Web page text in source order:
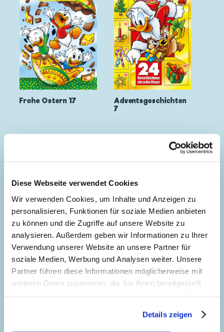
Diese Webseite verwendet Cookies
Wir verwenden Cookies, um Inhalte und Anzeigen zu
personalisieren, Funktionen für soziale Medien anbieten
zu können und die Zugriffe auf unsere Website zu
analysieren. Außerdem geben wir Informationen zu Ihrer
Verwendung unserer Website an unsere Partner für
soziale Medien, Werbung und Analysen weiter. Unsere
Partner führen diese Informationen möglicherweise mit
weiteren Daten zusammen, die Sie ihnen bereitgestellt
geben, können Sie diese jederzeit in der
Details zeigen
Frohe Ostern 17
Adventsgeschichten
7